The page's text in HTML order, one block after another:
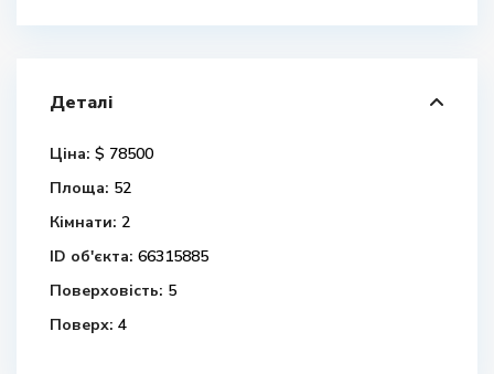
Деталі
Ціна: $ 78500
Площа: 52
Кімнати: 2
ID об'єкта: 66315885
Поверховість: 5
Поверх: 4